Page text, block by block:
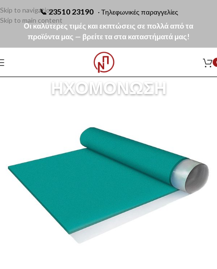
📞23510 23190 · Τηλεφωνικές παραγγελίες
Οι καλύτερες τιμές και εκπτώσεις σε πολλά από τα
προϊόντα μας — βρείτε τα στα καταστήματά μας!
Skip to navigation
Skip to main content
ΗΧΟΜΌΝΩΣΗ
ηχομόνωσης συμβάλλουν στη μείωση της μετάδοσης ήχου μεταξύ
χώρων και στη βελτίωση της ακουστικής άνεσης στα κτίρια, όπως
αναλύεται και στο άρθρο για τη
σημασία της ηχομόνωσης.
Στην κατηγορία θα βρείτε πλάκες πετροβάμβακα και ορυκτοβάμβακα σε
διαφορετικά πάχη και πυκνότητες, κατάλληλες για κατοικίες,
επαγγελματικούς χώρους και κατασκευές αυξημένων απαιτήσεων. Τα
υλικά προσφέρουν υψηλή ηχοαπορρόφηση, παράλληλη θερμομονωτική
απόδοση και ενισχυμένη πυροπροστασία.
Χρειάζεστε βοήθεια για την επιλογή των κατάλληλων υλικών;
ομάδα της N-Papageorgiou είναι στη διάθεσή σας για να σας προτείνει
την κατάλληλη λύση για το έργο σας. Καλέστε μας στο